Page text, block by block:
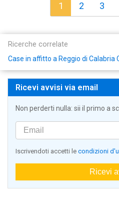
1 2 3
Ricerche correlate
Case in affitto a Reggio di Calabria
Ricevi avvisi via email
Non perderti nulla: sii il primo a
Iscrivendoti accetti le condizioni
Ricevi